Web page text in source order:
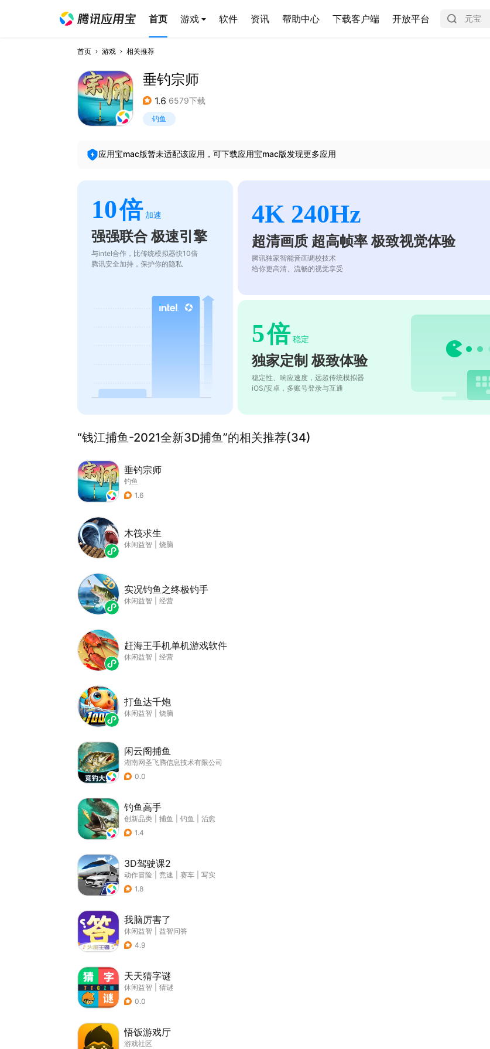
首页 游戏 软件 资讯 帮助中心 下载客户端 开放平台
首页 游戏 相关推荐
垂钓宗师
1.6 6579下载
钓鱼
应用宝mac版暂未适配该应用，可下载应用宝mac版发现更多应用
10倍 加速
强强联合 极速引擎
与intel合作，比传统模拟器快10倍
腾讯安全加持，保护你的隐私
4K 240Hz
超清画质 超高帧率 极致视觉体验
腾讯独家智能音画调校技术
给你更高清、流畅的视觉享受
5倍 稳定
独家定制 极致体验
稳定性、响应速度，远超传统模拟器
iOS/安卓，多账号登录与互通
“钱江捕鱼-2021全新3D捕鱼”的相关推荐(34)
垂钓宗师
钓鱼
1.6
木筏求生
休闲益智 烧脑
实况钓鱼之终极钓手
休闲益智 经营
赶海王手机单机游戏软件
休闲益智 经营
打鱼达千炮
休闲益智 烧脑
闲云阁捕鱼
湖南网圣飞腾信息技术有限公司
0.0
钓鱼高手
创新品类 捕鱼 钓鱼
治愈
1.4
3D驾驶课2
动作冒险 竞速 赛车
写实
1.8
我脑厉害了
休闲益智
益智问答
4.9
天天猜字谜
休闲益智
猜谜
0.0
悟饭游戏厅
游戏社区